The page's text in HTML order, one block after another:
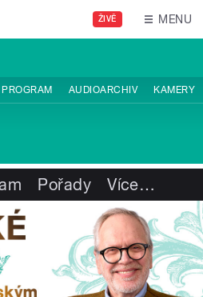
ŽIVĚ MENU
PROGRAM AUDIOARCHIV KAMERY
Pořady Více…